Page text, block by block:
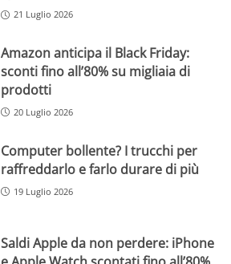
21 Luglio 2026
Amazon anticipa il Black Friday:
sconti fino all’80% su migliaia di
prodotti
20 Luglio 2026
Computer bollente? I trucchi per
raffreddarlo e farlo durare di più
19 Luglio 2026
Saldi Apple da non perdere: iPhone